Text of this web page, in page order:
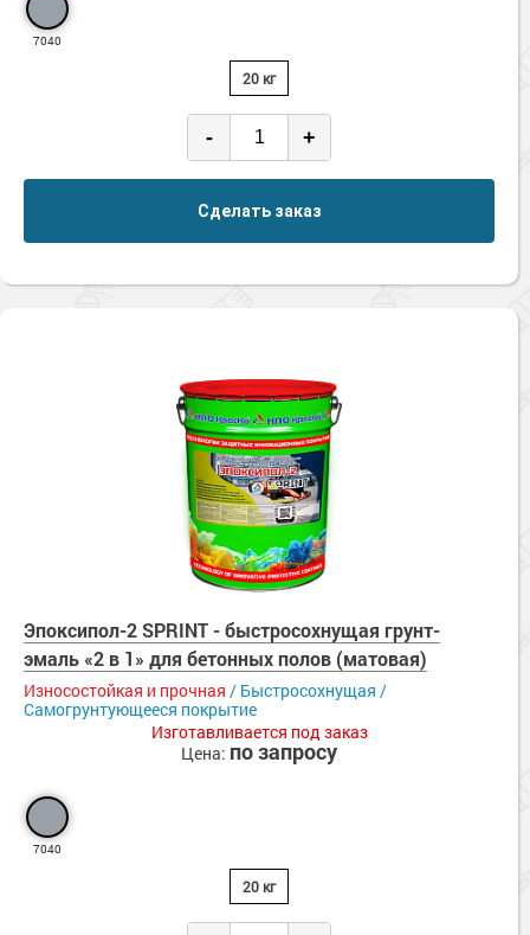
7040
20 кг
- +
Сделать заказ
Эпоксипол-2 SPRINT - быстросохнущая грунт-
эмаль «2 в 1» для бетонных полов (матовая)
Износостойкая и прочная / Быстросохнущая /
Самогрунтующееся покрытие
Изготавливается под заказ
Цена: по запросу
7040
20 кг